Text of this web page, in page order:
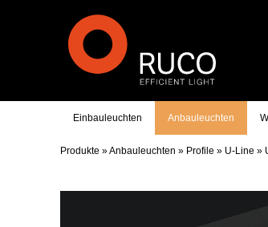
Einbauleuchten Anbauleuchten
Produkte »Anbauleuchten » Profile » U-Line »